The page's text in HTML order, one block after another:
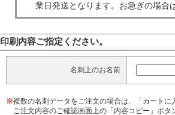
業日発送となります。お急ぎの場合
印刷内容ご指定ください。
名刺上のお名前
※複数の名刺データをご注文の場合は、「カートに
ご注文内容のご確認画面上の「内容コピー」ボタ